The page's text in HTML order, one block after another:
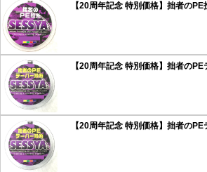
【20周年記念 特別価格】拙者の